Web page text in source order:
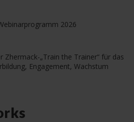
2026
Zhermack-„Train the Trainer“ für das
Engagement, Wachstum